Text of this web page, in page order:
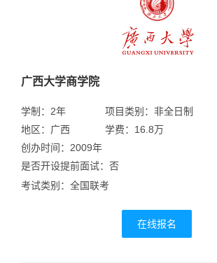
广西大学商学院
学制：2年
地区：广西
项目类别：非全日制
学费：16.8万
创办时间：2009年
是否开设提前面试：否
考试类别：全国联考
在线报名